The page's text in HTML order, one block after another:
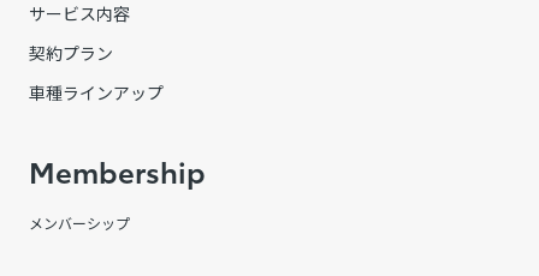
サービス内容
契約プラン
車種ラインアップ
Membership
メンバーシップ